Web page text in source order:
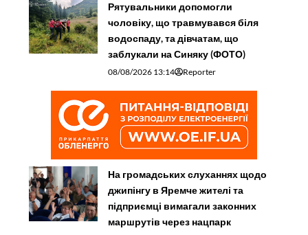
Рятувальники допомогли
чоловіку, що травмувався біля
водоспаду, та дівчатам, що
заблукали на Синяку (ФОТО)
08/08/2026 13:14 Reporter
На громадських слуханнях щодо
джипінгу в Яремче житeлі та
підприємці вимагали законних
маршрутів через нацпарк